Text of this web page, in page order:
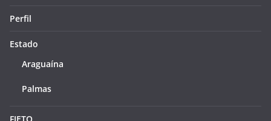
Perfil
Estado
Araguaína
Palmas